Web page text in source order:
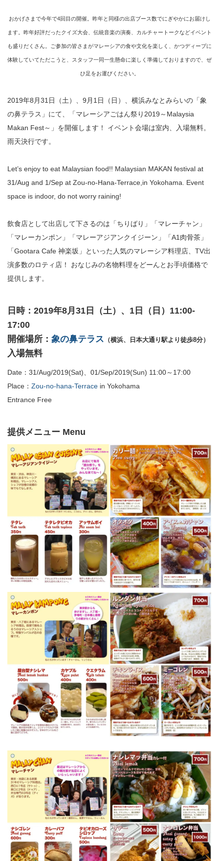
おかげさまで今年で4回目の開催。昨年と同様の出店ブース数でにぎやかにお届けし
ます。昨年好評だったクイズ大会、伝統音楽の演奏、カルチャートークなどイベント
も盛りだくさん。ご参加の皆さまがマレーシアの食や文化を楽しく、かつディープに
体験していてただこうと、スタッフ一同一生懸命に楽しく準備しておりますので、ぜ
ひ足をお運びください。
2019年8月31日（土）、9月1日（日）、横浜みなとみらいの「象
の鼻テラス」にて、「マレーシアごはん祭り2019～Malaysia
Makan Fest～」を開催します！ イベント会場は室内、入場無料。
雨天決行です。
Let’s enjoy to eat Malaysian food!! Malaysian MAKAN festival at
31/Aug and 1/Sep at Zou-no-Hana-Terrace,in Yokohama. Event
space is indoor, do not worry raining!
飲食店として出店して下さるのは「ちりばり」「マレーチャン」
「マレーカンポン」「マレーアジアンクイジーン」「A1肉骨茶」
「Gootara Cafe 神楽坂」といった人気のマレーシア料理店、TV出
演多数のロティ店！ おなじみの名物料理をどーんとお手頃価格で
提供します。
日時：2019年8月31日（土）、1日（日）11:00-
17:00
開催場所： 象の鼻テラス （横浜、日本大通り駅より徒歩8分）
入場無料
Date：31/Aug/2019(Sat)、01/Sep/2019(Sun) 11:00～17:00
Place： Zou-no-hana-Terrace in Yokohama
Entrance Free
提供メニュー Menu